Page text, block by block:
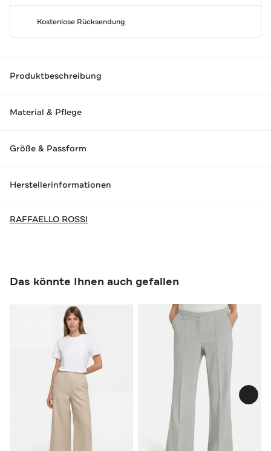
Kostenlose Rücksendung
Produktbeschreibung
Material & Pflege
Größe & Passform
Herstellerinformationen
RAFFAELLO ROSSI
Das könnte Ihnen auch gefallen